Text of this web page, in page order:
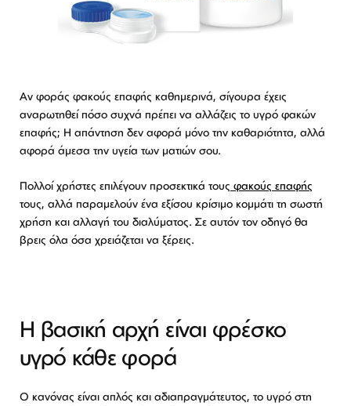
Αν φοράς φακούς επαφής καθημερινά, σίγουρα έχεις
αναρωτηθεί πόσο συχνά πρέπει να αλλάζεις το υγρό φακών
επαφής; Η απάντηση δεν αφορά μόνο την καθαριότητα, αλλά
αφορά άμεσα την υγεία των ματιών σου.
Πολλοί χρήστες επιλέγουν προσεκτικά τους φακούς επαφής
τους, αλλά παραμελούν ένα εξίσου κρίσιμο κομμάτι τη σωστή
χρήση και αλλαγή του διαλύματος. Σε αυτόν τον οδηγό θα
βρεις όλα όσα χρειάζεται να ξέρεις.
Η βασική αρχή είναι φρέσκο
υγρό κάθε φορά
Ο κανόνας είναι απλός και αδιαπραγμάτευτος, το υγρό στη